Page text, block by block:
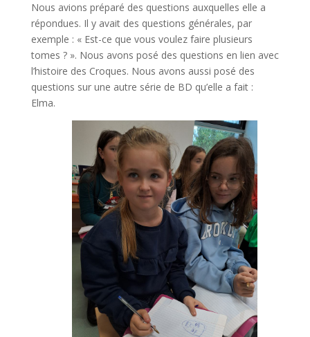
Nous avions préparé des questions auxquelles elle a
répondues. Il y avait des questions générales, par
exemple : « Est-ce que vous voulez faire plusieurs
tomes ? ». Nous avons posé des questions en lien avec
l’histoire des Croques. Nous avons aussi posé des
questions sur une autre série de BD qu’elle a fait :
Elma.